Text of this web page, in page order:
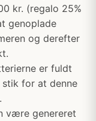
kr. (regalo 25%
genoplade
og derefter
er fuldt
for at denne
være genereret